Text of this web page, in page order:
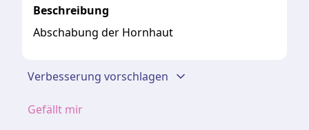
Beschreibung
Abschabung der Hornhaut
Verbesserung vorschlagen
Gefällt mir